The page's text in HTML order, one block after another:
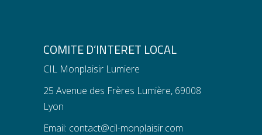
COMITE D’INTERET LOCAL
CIL Monplaisir Lumiere
25 Avenue des Frères Lumière, 69008
Lyon
Email: contact@cil-monplaisir.com